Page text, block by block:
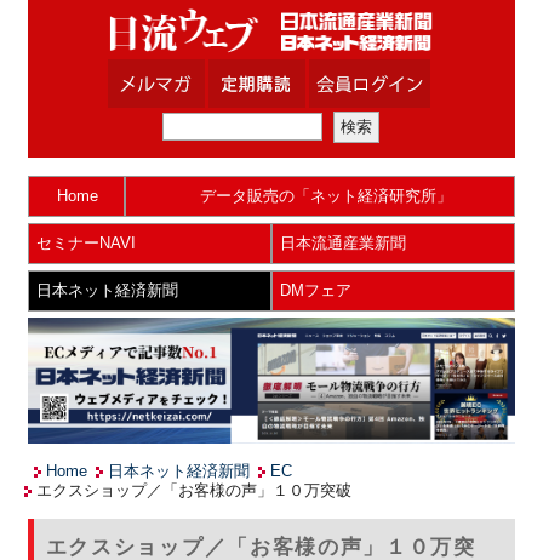
Home データ販売の「ネット経済研究所」
セミナーNAVI 日本流通産業新聞
日本ネット経済新聞 DMフェア
Home 日本ネット経済新聞
EC
エクスショップ／「お客様の声」１０万突破
エクスショップ／「お客様の声」１０万突